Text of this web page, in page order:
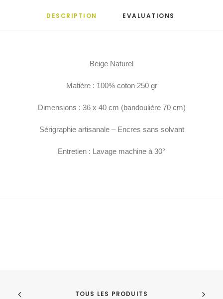
DESCRIPTION EVALUATIONS
Beige Naturel
Matière : 100% coton 250 gr
Dimensions : 36 x 40 cm (bandoulière 70 cm)
Sérigraphie artisanale – Encres sans solvant
Entretien : Lavage machine à 30°
TOUS LES PRODUITS